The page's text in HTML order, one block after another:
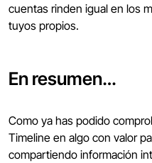
cuentas rinden igual en los
tuyos propios.
En resumen…
Como ya has podido
Timeline en algo con valor
compartiendo información